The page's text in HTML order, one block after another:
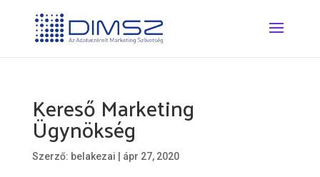
Kereső Marketing
Ügynökség
Szerző: belakezai ápr 27, 2020